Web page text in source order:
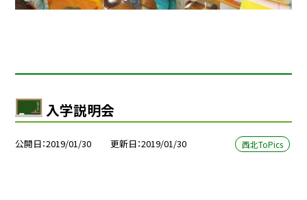
入学説明会
公開日 2019/01/30 更新日 2019/01/30 西北ToPics